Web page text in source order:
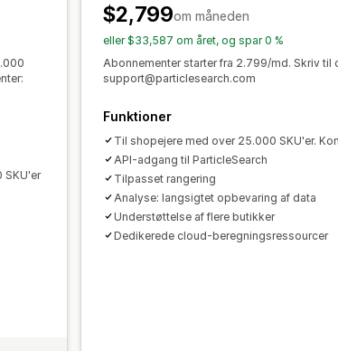
Adfærdsindblik Søgeforespørgsler
SKU'er
$2,799om måneden
eller $33,587 om året, og spar 0 %
Abonnementer starter fra 2.799/md. Skriv til
support@particlesearch.com
Funktioner
Til shopejere med over 25.000 SKU'er.
API-adgang til ParticleSearch
Tilpasset rangering
Analyse: langsigtet opbevaring af data
Understøttelse af flere butikker
Dedikerede cloud-beregningsressourcer